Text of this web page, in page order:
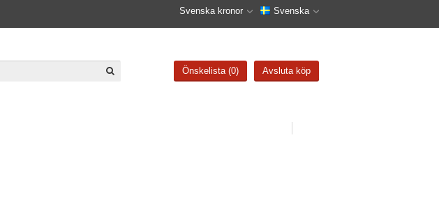
Svenska kronor Svenska
Önskelista (0) Avsluta köp